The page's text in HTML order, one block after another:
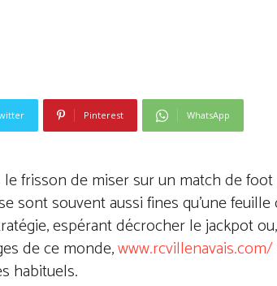
Pinterest WhatsApp
frisson de miser sur un match de
sont souvent aussi fines qu’une
espérant décrocher le jackpot
de ce monde,www.rcvillenavais.com/
habituels.